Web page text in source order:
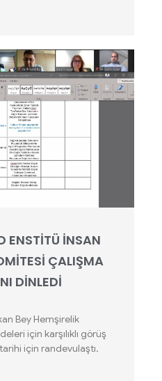
ENSTİTÜ İNSAN
ÇALIŞMA
DİNLEDİ
Bey Hemşirelik
için karşılıklı görüş
için randevulaştı.